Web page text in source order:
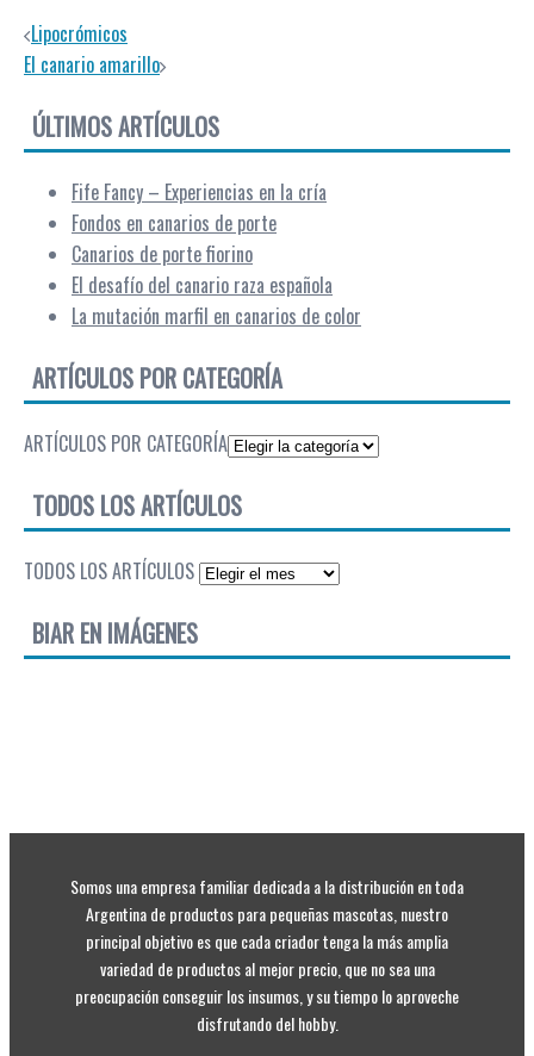
Lipocrómicos
El canario amarillo
ÚLTIMOS ARTÍCULOS
Fife Fancy – Experiencias en la cría
Fondos en canarios de porte
Canarios de porte fiorino
El desafío del canario raza española
La mutación marfil en canarios de color
ARTÍCULOS POR CATEGORÍA
ARTÍCULOS POR CATEGORÍA
TODOS LOS ARTÍCULOS
TODOS LOS ARTÍCULOS
BIAR EN IMÁGENES
Somos una empresa familiar dedicada a la distribución en toda
Argentina de productos para pequeñas mascotas, nuestro
principal objetivo es que cada criador tenga la más amplia
variedad de productos al mejor precio, que no sea una
preocupación conseguir los insumos, y su tiempo lo aproveche
disfrutando del hobby.